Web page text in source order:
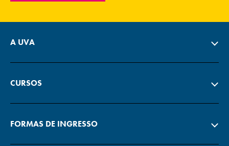
A UVA
CURSOS
FORMAS DE INGRESSO